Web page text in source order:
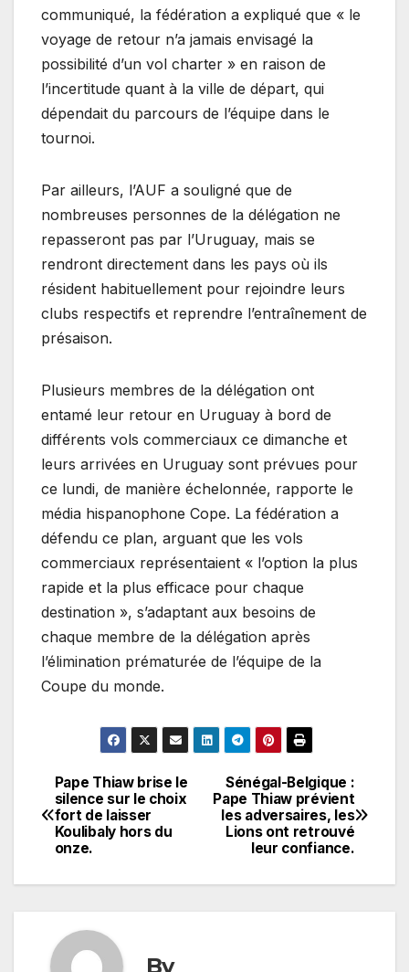
communiqué, la fédération a expliqué que « le
voyage de retour n’a jamais envisagé la
possibilité d’un vol charter » en raison de
l’incertitude quant à la ville de départ, qui
dépendait du parcours de l’équipe dans le
tournoi.
Par ailleurs, l’AUF a souligné que de
nombreuses personnes de la délégation ne
repasseront pas par l’Uruguay, mais se
rendront directement dans les pays où ils
résident habituellement pour rejoindre leurs
clubs respectifs et reprendre l’entraînement de
présaison.
Plusieurs membres de la délégation ont
entamé leur retour en Uruguay à bord de
différents vols commerciaux ce dimanche et
leurs arrivées en Uruguay sont prévues pour
ce lundi, de manière échelonnée, rapporte le
média hispanophone Cope. La fédération a
défendu ce plan, arguant que les vols
commerciaux représentaient « l’option la plus
rapide et la plus efficace pour chaque
destination », s’adaptant aux besoins de
chaque membre de la délégation après
l’élimination prématurée de l’équipe de la
Coupe du monde.
Navigation
de
Sénégal-Belgique :
Pape Thiaw prévient
les adversaires, les
Lions ont retrouvé
leur confiance.
Pape Thiaw brise le
silence sur le choix
fort de laisser
Koulibaly hors du
onze.
By